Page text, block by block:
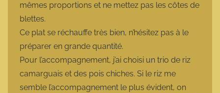
mêmes proportions et ne mettez pas les côtes de
blettes.
Ce plat se réchauffe très bien, n’hésitez pas à le
préparer en grande quantité.
Pour l’accompagnement, j’ai choisi un trio de riz
camarguais et des pois chiches. Si le riz me
semble l’accompagnement le plus évident, on